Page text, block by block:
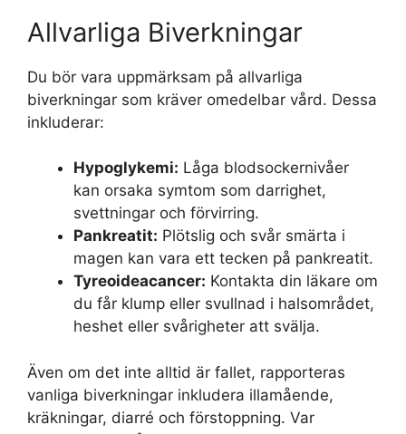
Allvarliga Biverkningar
Du bör vara uppmärksam på allvarliga
biverkningar som kräver omedelbar vård. Dessa
inkluderar:
Hypoglykemi: Låga blodsockernivåer
kan orsaka symtom som darrighet,
svettningar och förvirring.
Pankreatit: Plötslig och svår smärta i
magen kan vara ett tecken på pankreatit.
Tyreoideacancer: Kontakta din läkare om
du får klump eller svullnad i halsområdet,
heshet eller svårigheter att svälja.
Även om det inte alltid är fallet, rapporteras
vanliga biverkningar inkludera illamående,
kräkningar, diarré och förstoppning. Var